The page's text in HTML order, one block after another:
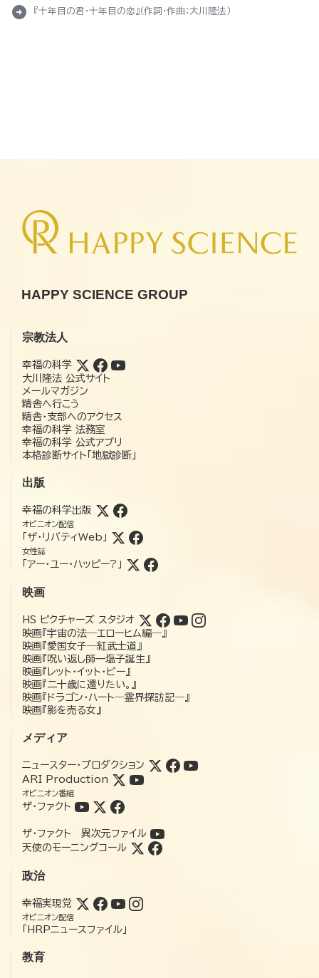
arrow_circle_right 『十年目の君・十年目の恋』（作詞・作曲：大川隆法）
HAPPY SCIENCE GROUP
宗教法人
幸福の科学
大川隆法 公式サイト
メールマガジン
精舎へ行こう
精舎・支部へのアクセス
幸福の科学 法務室
幸福の科学 公式アプリ
本格診断サイト「地獄診断」
出版
幸福の科学出版
オピニオン配信
「ザ・リバティWeb」
女性誌
「アー・ユー・ハッピー?」
映画
HS ピクチャーズ スタジオ
映画『宇宙の法―エローヒム編―』
映画『愛国女子―紅武士道』
映画『呪い返し師—塩子誕生』
映画『レット・イット・ビー』
映画『二十歳に還りたい。』
映画『ドラゴン・ハート―霊界探訪記―』
映画『影を売る女』
メディア
ニュースター・プロダクション
ARI Production
オピニオン番組
ザ・ファクト
ザ・ファクト 異次元ファイル
天使のモーニングコール
政治
幸福実現党
オピニオン配信
「HRPニュースファイル」
教育